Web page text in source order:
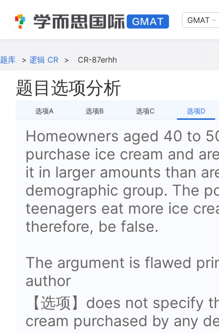
GMAT
题库 > 逻辑 CR > CR-87erhh
题目选项分析
选项A 选项B 选项C 选项D
Homeowners aged 40 to
purchase ice cream and
it in larger amounts than
demographic group. The
teenagers eat more ice
therefore, be false.
The argument is flawed
author
【选项】does not specify
cream purchased by any